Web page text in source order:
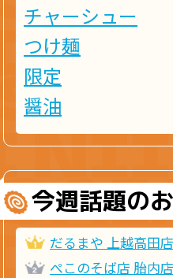
チャーシュー
つけ麺
限定
醤油
今週話題の
だるまや 上越高田店
ぺこのそば店 胎内店